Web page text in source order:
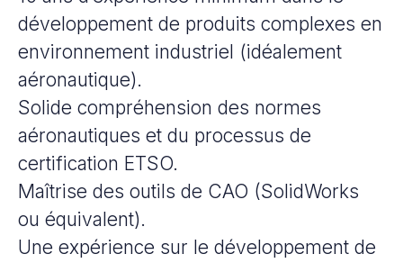
développement de produits complexes en
environnement industriel (idéalement
aéronautique).
Solide compréhension des normes
aéronautiques et du processus de
certification ETSO.
Maîtrise des outils de CAO (SolidWorks
ou équivalent).
Une expérience sur le développement de